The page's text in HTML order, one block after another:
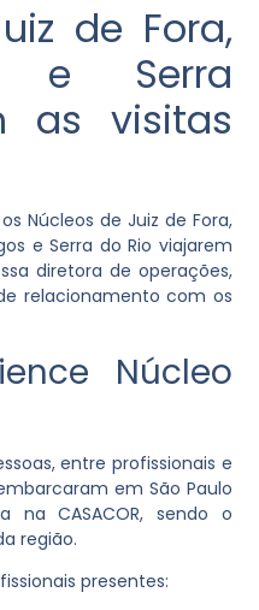
de Fora,
e Serra
as visitas
Núcleos de Juiz de Fora,
e Serra do Rio viajarem
diretora de operações,
relacionamento com os
Núcleo
entre profissionais e
em São Paulo
na CASACOR, sendo o
região.
presentes: